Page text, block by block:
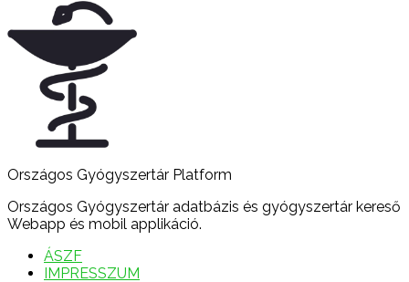
Országos Gyógyszertár Platform
Országos Gyógyszertár adatbázis és gyógyszertár kereső
Webapp és mobil applikáció.
ÁSZF
IMPRESSZUM